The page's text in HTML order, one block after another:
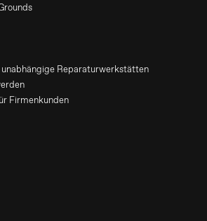
Reparaturwerkstätten
Firmenkunden